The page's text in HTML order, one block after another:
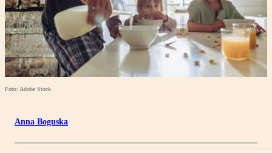
Foto: Adobe Stock
Anna Boguska